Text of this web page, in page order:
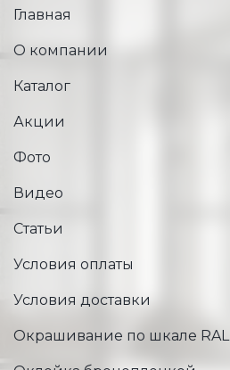
Главная
О компании
Каталог
Акции
Фото
Видео
Статьи
Условия оплаты
Условия доставки
Окрашивание по шкале RAL